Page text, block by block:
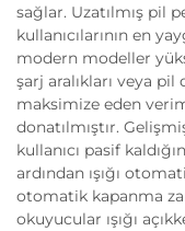
sağlar. Uzatılmış pil
kullanıcılarının en
modern modeller
şarj aralıkları veya
maksimize eden
donatılmıştır.
kullanıcı pasif
ardından ışığı
otomatik kapanma
okuyucular ışığı